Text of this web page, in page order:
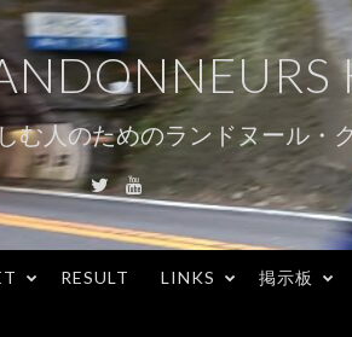
む人のためのランドヌール・
TwitterYoutube
RESULT LINKS 掲示板